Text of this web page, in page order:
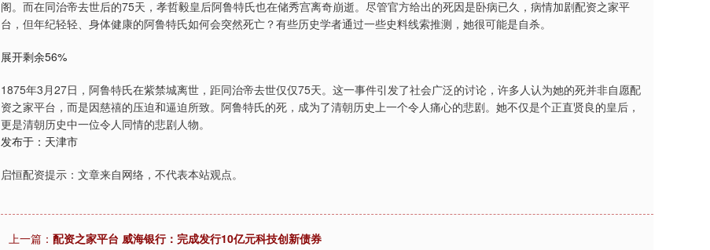
阁。而在同治帝去世后的75天，孝哲毅皇后阿鲁特氏也在储秀宫离奇崩逝。尽管官方给出的死因是卧病已久，病情加剧配资之家平
台，但年纪轻轻、身体健康的阿鲁特氏如何会突然死亡？有些历史学者通过一些史料线索推测，她很可能是自杀。
展开剩余56%
1875年3月27日，阿鲁特氏在紫禁城离世，距同治帝去世仅仅75天。这一事件引发了社会广泛的讨论，许多人认为她的死并非自愿配
资之家平台，而是因慈禧的压迫和逼迫所致。阿鲁特氏的死，成为了清朝历史上一个令人痛心的悲剧。她不仅是个正直贤良的皇后，
更是清朝历史中一位令人同情的悲剧人物。
发布于：天津市
启恒配资提示：文章来自网络，不代表本站观点。
上一篇： 配资之家平台 威海银行：完成发行10亿元科技创新债券